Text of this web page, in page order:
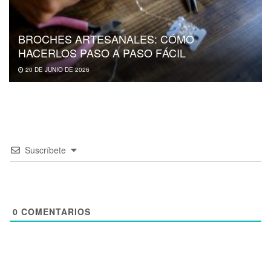
BROCHES ARTESANALES: CÓMO
HACERLOS PASO A PASO FÁCIL
20 DE JUNIO DE 2026
Suscríbete
0 COMENTARIOS